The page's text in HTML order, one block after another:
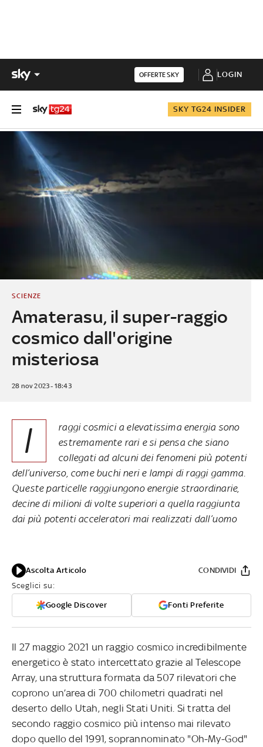
OFFERTE SKY LOGIN
SKY TG24 INSIDER
Amaterasu, il super-raggio
cosmico dall'origine
misteriosa
SCIENZE
28 nov 2023 - 18:43
I
raggi cosmici a elevatissima energia sono
estremamente rari e si pensa che siano
collegati ad alcuni dei fenomeni più potenti
dell’universo, come buchi neri e lampi di raggi gamma.
Queste particelle raggiungono energie straordinarie,
decine di milioni di volte superiori a quella raggiunta
dai più potenti acceleratori mai realizzati dall’uomo
Ascolta Articolo
Sceglici su:
Google Discover Fonti Preferite
CONDIVIDI
Il 27 maggio 2021 un raggio cosmico incredibilmente
energetico è stato intercettato grazie al Telescope
Array, una struttura formata da 507 rilevatori che
coprono un’area di 700 chilometri quadrati nel
deserto dello Utah, negli Stati Uniti. Si tratta del
secondo raggio cosmico più intenso mai rilevato
dopo quello del 1991, soprannominato "Oh-My-God"